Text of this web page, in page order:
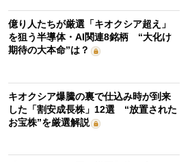
億り人たちが厳選「キオクシア超え」
を狙う半導体・AI関連8銘柄 “大化け
期待の大本命”は？
キオクシア爆騰の裏で仕込み時が到来
した「割安成長株」12選 “放置された
お宝株”を厳選解説